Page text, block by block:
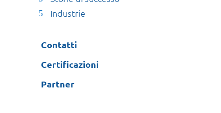
Industrie
Contatti
Certificazioni
Partner